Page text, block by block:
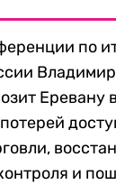
по
Еревану
и